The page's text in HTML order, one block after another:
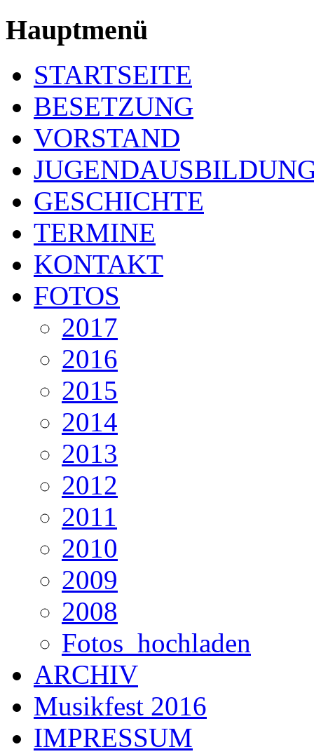
Hauptmenü
STARTSEITE
BESETZUNG
VORSTAND
GESCHICHTE
TERMINE
KONTAKT
FOTOS
2017
2016
2015
2014
2013
2012
2011
2010
2009
2008
Fotos_hochladen
ARCHIV
Musikfest 2016
IMPRESSUM